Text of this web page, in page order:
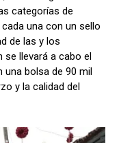
categorías de
una con un sello
de las y los
se llevará a cabo el
una bolsa de 90 mil
y la calidad del